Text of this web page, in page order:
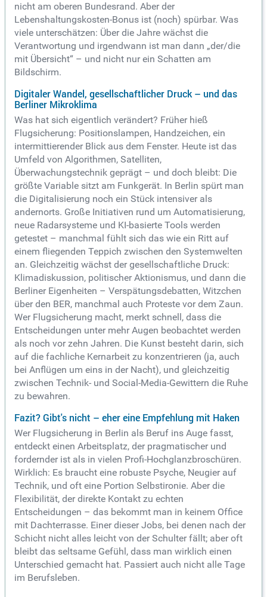
nicht am oberen Bundesrand. Aber der
Lebenshaltungskosten-Bonus ist (noch) spürbar. Was
viele unterschätzen: Über die Jahre wächst die
Verantwortung und irgendwann ist man dann „der/die
mit Übersicht“ – und nicht nur ein Schatten am
Bildschirm.
Digitaler Wandel, gesellschaftlicher Druck – und das
Berliner Mikroklima
Was hat sich eigentlich verändert? Früher hieß
Flugsicherung: Positionslampen, Handzeichen, ein
intermittierender Blick aus dem Fenster. Heute ist das
Umfeld von Algorithmen, Satelliten,
Überwachungstechnik geprägt – und doch bleibt: Die
größte Variable sitzt am Funkgerät. In Berlin spürt man
die Digitalisierung noch ein Stück intensiver als
andernorts. Große Initiativen rund um Automatisierung,
neue Radarsysteme und KI-basierte Tools werden
getestet – manchmal fühlt sich das wie ein Ritt auf
einem fliegenden Teppich zwischen den Systemwelten
an. Gleichzeitig wächst der gesellschaftliche Druck:
Klimadiskussion, politischer Aktionismus, und dann die
Berliner Eigenheiten – Verspätungsdebatten, Witzchen
über den BER, manchmal auch Proteste vor dem Zaun.
Wer Flugsicherung macht, merkt schnell, dass die
Entscheidungen unter mehr Augen beobachtet werden
als noch vor zehn Jahren. Die Kunst besteht darin, sich
auf die fachliche Kernarbeit zu konzentrieren (ja, auch
bei Anflügen um eins in der Nacht), und gleichzeitig
zwischen Technik- und Social-Media-Gewittern die Ruhe
zu bewahren.
Fazit? Gibt's nicht – eher eine Empfehlung mit Haken
Wer Flugsicherung in Berlin als Beruf ins Auge fasst,
entdeckt einen Arbeitsplatz, der pragmatischer und
fordernder ist als in vielen Profi-Hochglanzbroschüren.
Wirklich: Es braucht eine robuste Psyche, Neugier auf
Technik, und oft eine Portion Selbstironie. Aber die
Flexibilität, der direkte Kontakt zu echten
Entscheidungen – das bekommt man in keinem Office
mit Dachterrasse. Einer dieser Jobs, bei denen nach der
Schicht nicht alles leicht von der Schulter fällt; aber oft
bleibt das seltsame Gefühl, dass man wirklich einen
Unterschied gemacht hat. Passiert auch nicht alle Tage
im Berufsleben.